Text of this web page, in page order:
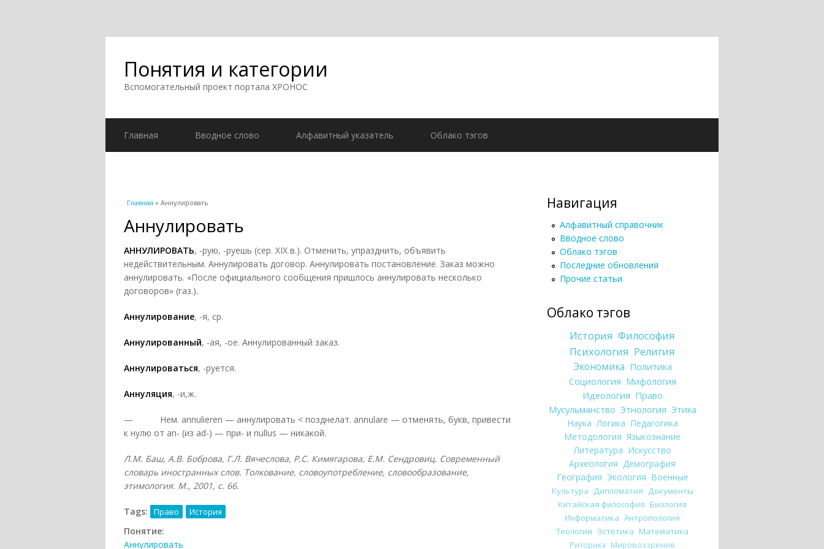
Понятия и категории
Вспомогательный проект портала ХРОНОС
Главная Вводное слово Алфавитный указатель Облако тэгов
Вы здесь
Главная » Аннулировать
Аннулировать
АННУЛИРОВАТЬ, -рую, -руешь (сер. XIX в.). Отменить, упразднить, объявить
недействительным. Аннулировать договор. Аннулировать постановление. Заказ можно
аннулировать. «После официального сообщения пришлось аннулировать несколько
договоров» (газ.).
Аннулирование, -я, ср.
Аннулированный, -ая, -ое. Аннулированный заказ.
Аннулироваться, -руется.
Аннуляция, -и,ж.
— Нем. annulieren — аннулировать < позднелат. annulare — отменять, букв, привести
к нулю от an- (из ad-) — при- и nullus — никакой.
Л.М. Баш, А.В. Боброва, Г.Л. Вячеслова, Р.С. Кимягарова, Е.М. Сендровиц. Современный
словарь иностранных слов. Толкование, словоупотребление, словообразование,
этимология. М., 2001, с. 66.
Tags: Право История
Понятие:
Аннулировать
Навигация
Алфавитный справочник
Вводное слово
Облако тэгов
Последние обновления
Прочие статьи
Облако тэгов
История Философия
Психология Религия
Экономика Политика
Социология Мифология
Идеология Право
Мусульманство Этнология Этика
Наука Логика Педагогика
Методология Языкознание
Литература Искусство
Археология Демография
География Экология Военные
Культура Дипломатия Документы
Китайская философия Биология
Информатика Антропология
Теология Эстетика Математика
Риторика Мировоззрение